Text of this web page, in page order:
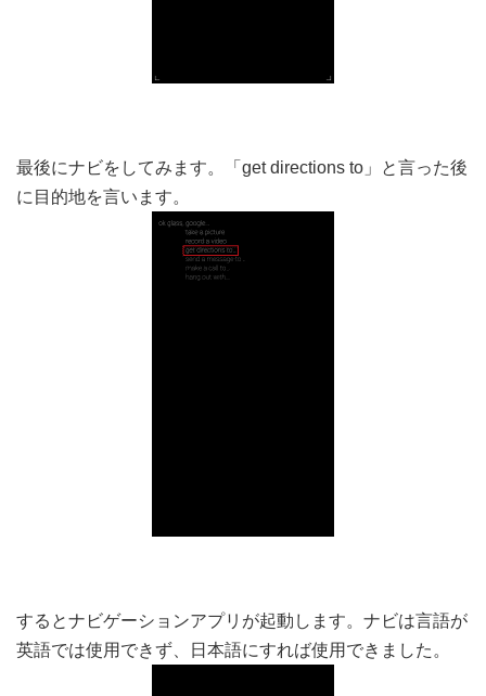
最後にナビをしてみます。「get directions to」と言った後
に目的地を言います。
するとナビゲーションアプリが起動します。ナビは言語が
英語では使用できず、日本語にすれば使用できました。